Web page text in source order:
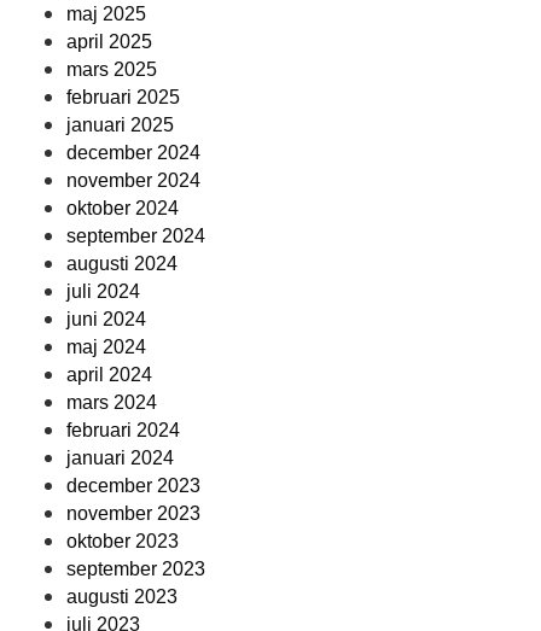
maj 2025
april 2025
mars 2025
februari 2025
januari 2025
december 2024
november 2024
oktober 2024
september 2024
augusti 2024
juli 2024
juni 2024
maj 2024
april 2024
mars 2024
februari 2024
januari 2024
december 2023
november 2023
oktober 2023
september 2023
augusti 2023
juli 2023